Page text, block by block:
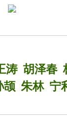
涛 胡泽春
颉 朱林 宁